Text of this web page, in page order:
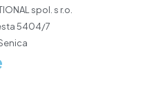
spol. s r.o.
5404/7